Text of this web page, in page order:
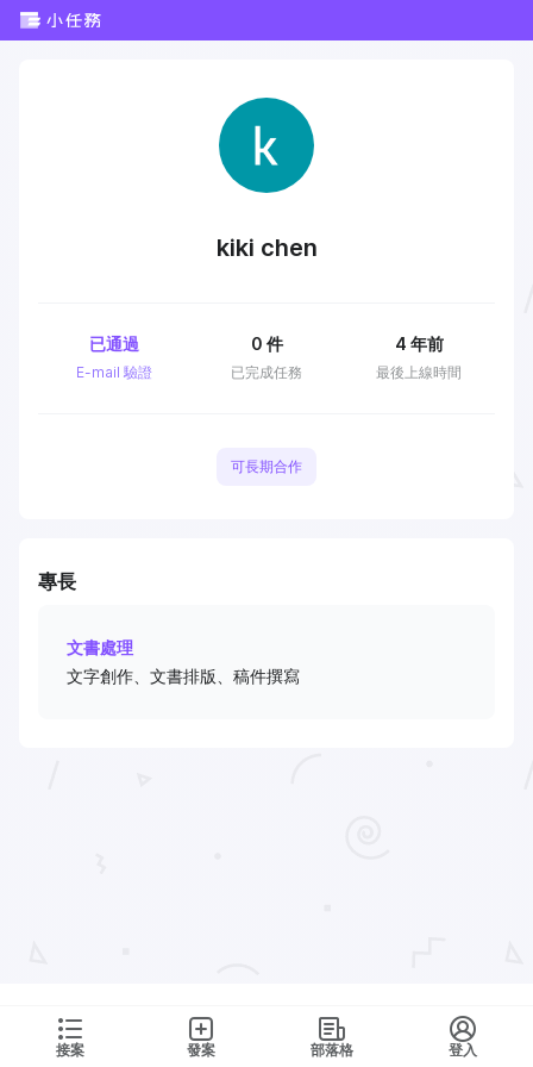
接案 發案 部落格 登入
kiki chen
E-mail 驗證
已通過
已完成任務
0 件
最後上線時間
4 年前
可長期合作
專長
文書處理
文字創作、文書排版、稿件撰寫